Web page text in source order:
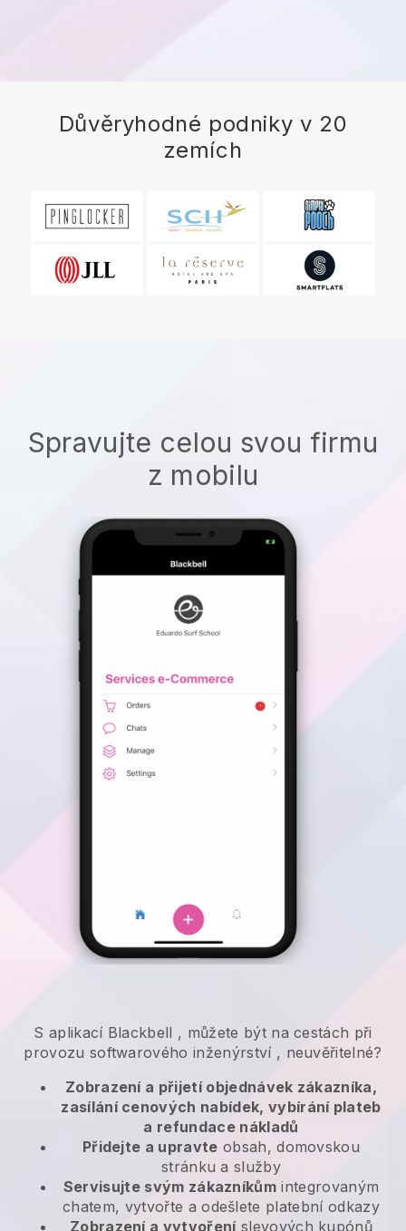
Důvěryhodné podniky v 20
zemích
Spravujte celou svou firmu
z mobilu
S aplikací Blackbell , můžete být na cestách při
provozu softwarového inženýrství, neuvěřitelné?
Zobrazení a přijetí objednávek zákazníka,
zasílání cenových nabídek, vybírání plateb
a refundace nákladů
Přidejte a upravte obsah, domovskou
stránku a služby
Servisujte svým zákazníkům integrovaným
chatem, vytvořte a odešlete platební odkazy
Zobrazení a vytvořeníslevových kupónů